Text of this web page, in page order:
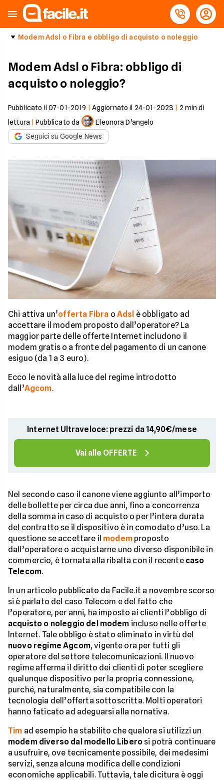
Modem Adsl o Fibra e obbligo di acquisto o noleggio
Modem Adsl o Fibra: obbligo di
acquisto o noleggio?
Pubblicato il 07-01-2019 Aggiornato il 24-01-2023 2 min di
lettura |Pubblicato da
Eleonora D'angelo
Seguici su Google News
Chi attiva un’offerta Fibra o Adsl è obbligato ad
accettare il modem proposto dall’operatore? La
maggior parte delle offerte Internet includono il
modem gratis o a fronte del pagamento di un canone
esiguo (da 1 a 3 euro).
Ecco le novità alla luce del regime introdotto
dall’Agcom.
Internet Ultraveloce: prezzi da 14,90€/mese
Vai alle OFFERTE
Nel secondo caso il canone viene aggiunto all’importo
delle bollette per circa due anni, fino a concorrenza
della somma in caso di acquisto o per l’intera durata
del contratto se il dispositivo è in comodato d’uso. La
questione se accettare il modemproposto
dall’operatore o acquistarne uno diverso disponibile in
commercio, è tornata alla ribalta con il recente caso
Telecom.
In un articolo pubblicato da Facile.it a novembre scorso
si è parlato del caso Telecom e del fatto che
l’operatore, per anni, ha imposto ai clienti l’obbligo di
acquisto o noleggio del modem incluso nelle offerte
Internet. Tale obbligo è stato eliminato in virtù del
nuovo regime Agcom, vigente ora per tutti gli
operatore del settore telecomunicazioni. Il nuovo
regime afferma il diritto dei clienti di poter scegliere
qualunque dispositivo per la propria connessione,
purché, naturalmente, sia compatibile con la
tecnologia dell’offerta sottoscritta. Molti operatori
hanno faticato ad adeguarsi alla nornativa.
Tim ad esempio ha stabilito che qualora si utilizzi un
modem diverso dal modello Libero si potrà continuare
a usufruire, ove tecnicamente possibile, dei medesimi
servizi, senza alcuna modifica delle condizioni
economiche applicabili. Tuttavia, tale dicitura è oggi